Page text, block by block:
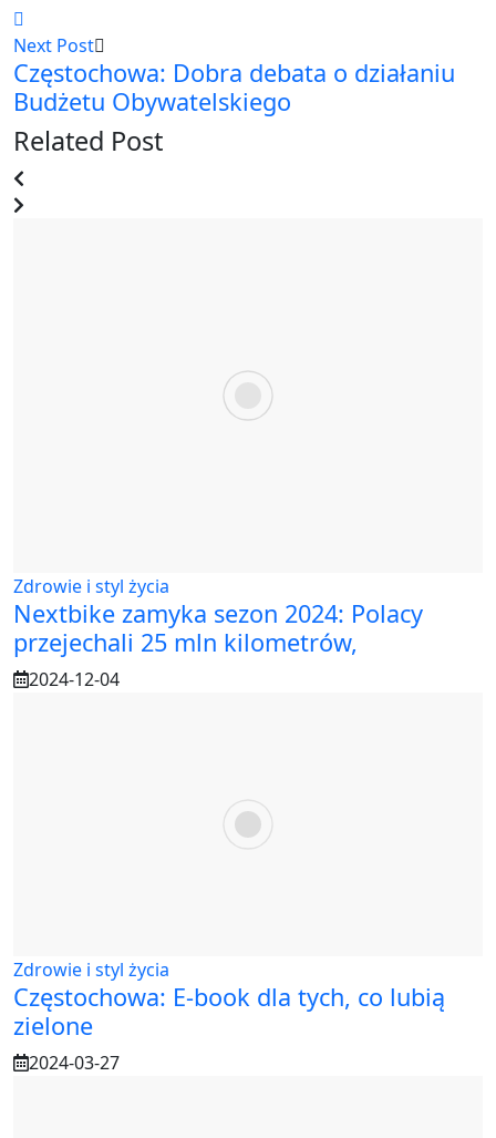
Next Post
Częstochowa: Dobra debata o działaniu
Budżetu Obywatelskiego
Related Post
Zdrowie i styl życia
Nextbike zamyka sezon 2024: Polacy
przejechali 25 mln kilometrów,
2024-12-04
Zdrowie i styl życia
Częstochowa: E-book dla tych, co lubią
zielone
2024-03-27